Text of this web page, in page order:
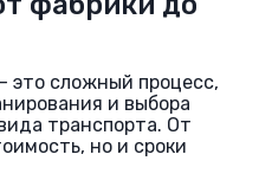
это сложный процесс,
и выбора
транспорта. От
но и сроки